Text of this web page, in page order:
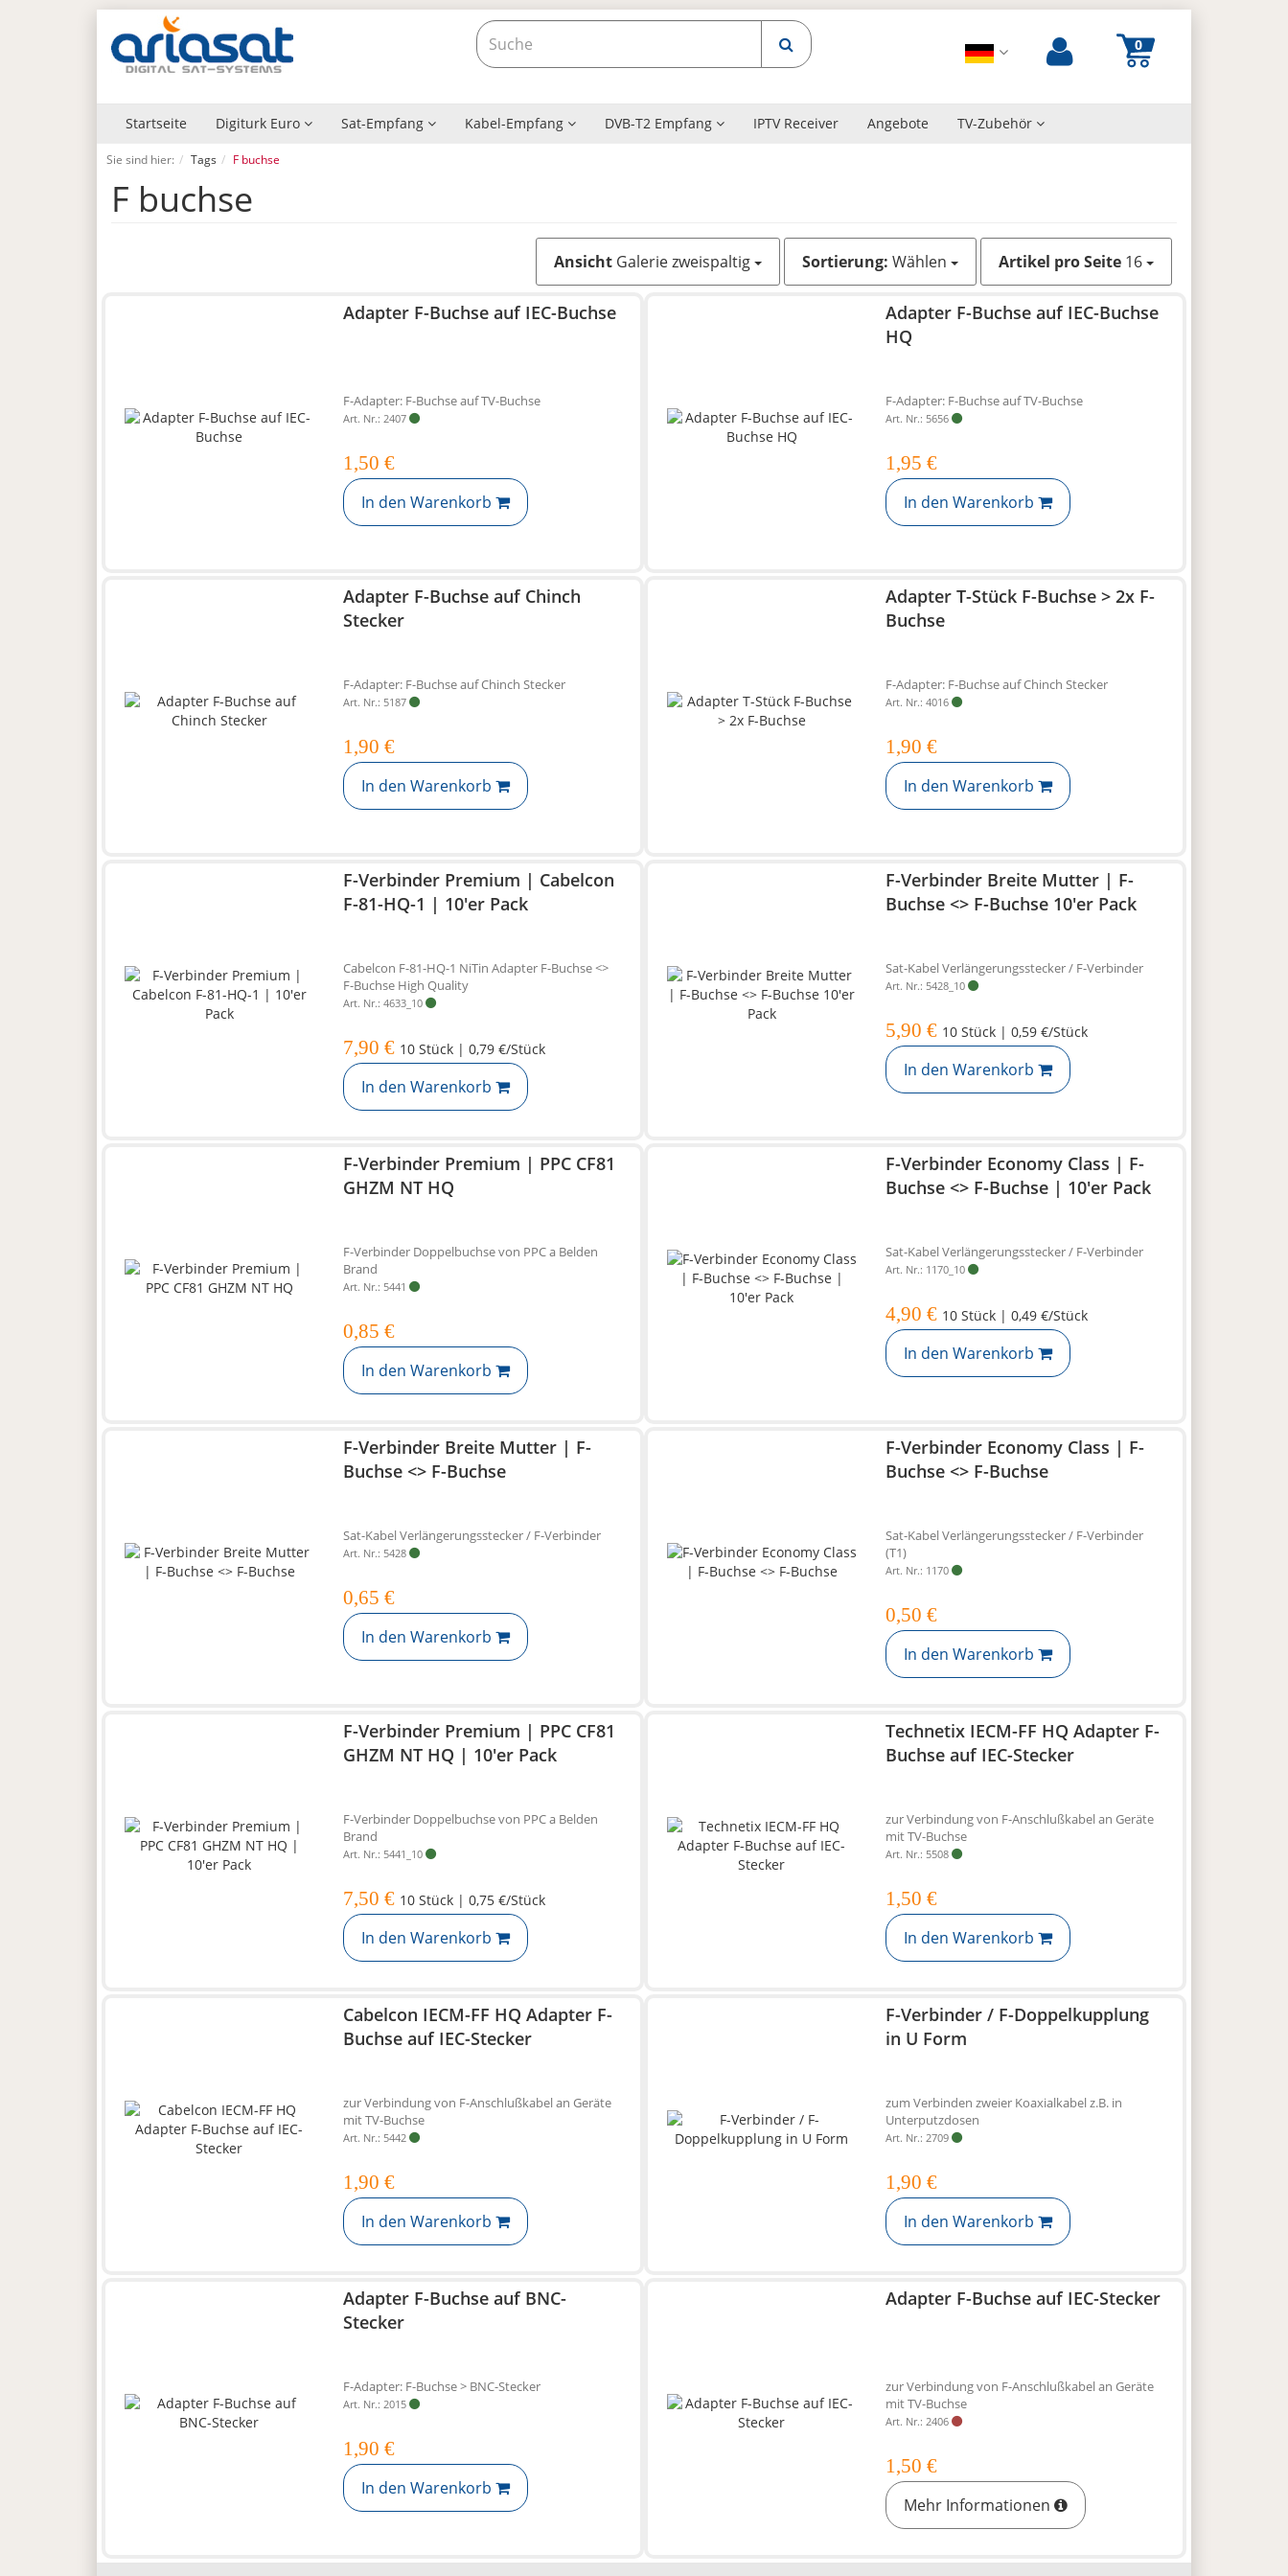
Startseite Digiturk Euro Sat-Empfang Kabel-Empfang DVB-T2 Empfang IPTV Receiver Angebote TV-Zubehör
Sie sind hier: Tags F buchse
F buchse
Ansicht Galerie zweispaltig Sortierung: Wählen Artikel pro Seite 16
Adapter F-Buchse auf IEC-Buchse
F-Adapter: F-Buchse auf TV-Buchse
Art. Nr.: 2407
1,50 €
In den Warenkorb
Adapter F-Buchse auf IEC-Buchse
HQ
F-Adapter: F-Buchse auf TV-Buchse
Art. Nr.: 5656
1,95 €
In den Warenkorb
Adapter F-Buchse auf Chinch
Stecker
F-Adapter: F-Buchse auf Chinch Stecker
Art. Nr.: 5187
1,90 €
In den Warenkorb
Adapter T-Stück F-Buchse > 2x F-
Buchse
F-Adapter: F-Buchse auf Chinch Stecker
Art. Nr.: 4016
1,90 €
In den Warenkorb
F-Verbinder Premium | Cabelcon
F-81-HQ-1 | 10'er Pack
Cabelcon F-81-HQ-1 NiTin Adapter F-Buchse <>
F-Buchse High Quality
Art. Nr.: 4633_10
7,90 € 10 Stück | 0,79 €/Stück
In den Warenkorb
F-Verbinder Breite Mutter | F-
Buchse <> F-Buchse 10'er Pack
Sat-Kabel Verlängerungsstecker / F-Verbinder
Art. Nr.: 5428_10
5,90 € 10 Stück | 0,59 €/Stück
In den Warenkorb
F-Verbinder Premium | PPC CF81
GHZM NT HQ
F-Verbinder Doppelbuchse von PPC a Belden
Brand
Art. Nr.: 5441
0,85 €
In den Warenkorb
F-Verbinder Economy Class | F-
Buchse <> F-Buchse | 10'er Pack
Sat-Kabel Verlängerungsstecker / F-Verbinder
Art. Nr.: 1170_10
4,90 € 10 Stück | 0,49 €/Stück
In den Warenkorb
F-Verbinder Breite Mutter | F-
Buchse <> F-Buchse
Sat-Kabel Verlängerungsstecker / F-Verbinder
Art. Nr.: 5428
0,65 €
In den Warenkorb
F-Verbinder Economy Class | F-
Buchse <> F-Buchse
Sat-Kabel Verlängerungsstecker / F-Verbinder
(T1)
Art. Nr.: 1170
0,50 €
In den Warenkorb
F-Verbinder Premium | PPC CF81
GHZM NT HQ | 10'er Pack
F-Verbinder Doppelbuchse von PPC a Belden
Brand
Art. Nr.: 5441_10
7,50 € 10 Stück | 0,75 €/Stück
In den Warenkorb
Technetix IECM-FF HQ Adapter F-
Buchse auf IEC-Stecker
zur Verbindung von F-Anschlußkabel an Geräte
mit TV-Buchse
Art. Nr.: 5508
1,50 €
In den Warenkorb
Cabelcon IECM-FF HQ Adapter F-
Buchse auf IEC-Stecker
zur Verbindung von F-Anschlußkabel an Geräte
mit TV-Buchse
Art. Nr.: 5442
1,90 €
In den Warenkorb
F-Verbinder / F-Doppelkupplung
in U Form
zum Verbinden zweier Koaxialkabel z.B. in
Unterputzdosen
Art. Nr.: 2709
1,90 €
In den Warenkorb
Adapter F-Buchse auf BNC-
Stecker
F-Adapter: F-Buchse > BNC-Stecker
Art. Nr.: 2015
1,90 €
In den Warenkorb
Adapter F-Buchse auf IEC-Stecker
zur Verbindung von F-Anschlußkabel an Geräte
mit TV-Buchse
Art. Nr.: 2406
1,50 €
Mehr Informationen